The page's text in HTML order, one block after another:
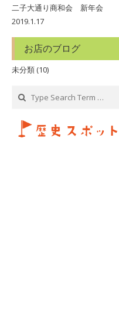
二子大通り商和会 新年会
2019.1.17
お店のブログ
未分類 (10)